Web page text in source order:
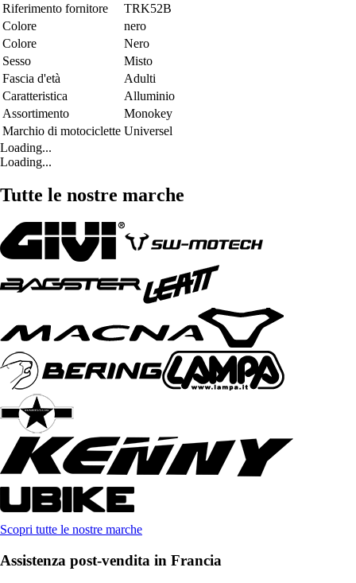
Riferimento fornitore
TRK52B
Colore
nero
Colore
Nero
Sesso
Misto
Fascia d'età
Adulti
Caratteristica
Alluminio
Assortimento
Monokey
Marchio di motociclette Universel
Loading...
Loading...
Tutte le nostre marche
Scopri tutte le nostre marche
Assistenza post-vendita in Francia